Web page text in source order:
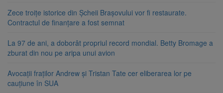
Zece troițe istorice din Șcheii Brașovului vor fi restaurate.
Contractul de finanțare a fost semnat
La 97 de ani, a doborât propriul record mondial. Betty Bromage a
zburat din nou pe aripa unui avion
Avocații fraților Andrew și Tristan Tate cer eliberarea lor pe
cauțiune în SUA